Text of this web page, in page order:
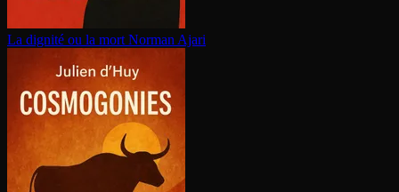
La dignité ou la mort Norman Ajari